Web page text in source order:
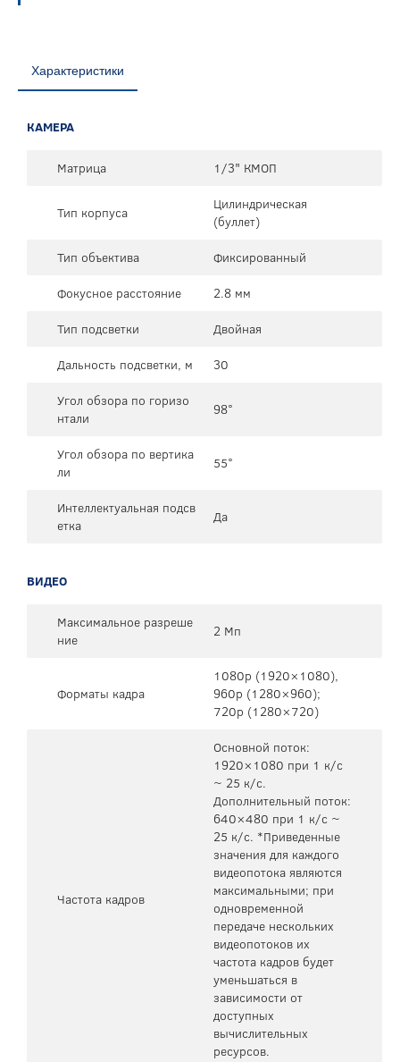
Характеристики
КАМЕРА
Матрица 1/3" КМОП
Тип корпуса
Цилиндрическая
(буллет)
Тип объектива
Фиксированный
Фокусное расстояние
2.8 мм
Тип подсветки
Двойная
Дальность подсветки, м
30
Угол обзора по горизо
нтали
98°
Угол обзора по вертика
ли
55°
Интеллектуальная подсв
етка
Да
ВИДЕО
Максимальное разреше
ние
2 Мп
Форматы кадра
1080p (1920×1080),
960p (1280×960);
720p (1280×720)
Частота кадров
Основной поток:
1920×1080 при 1 к/с
~ 25 к/с.
Дополнительный поток:
640×480 при 1 к/с ~
25 к/с. *Приведенные
значения для каждого
видеопотока являются
максимальными; при
одновременной
передаче нескольких
видеопотоков их
частота кадров будет
уменьшаться в
зависимости от
доступных
вычислительных
ресурсов.